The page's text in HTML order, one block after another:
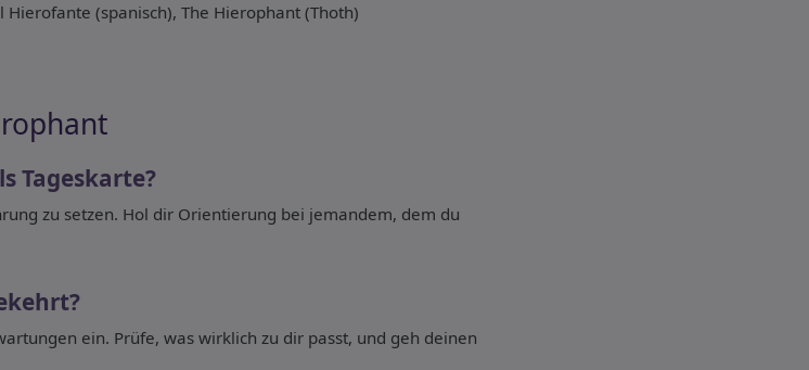
Hierofante (spanisch), The Hierophant (Thoth)
Tageskarte?
zu setzen. Hol dir Orientierung bei jemandem, dem du
ein. Prüfe, was wirklich zu dir passt, und geh deinen